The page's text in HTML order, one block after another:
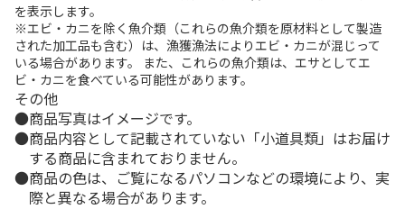
を表示します。
※エビ・カニを除く魚介類（これらの魚介類を原材料として製造
された加工品も含む）は、漁獲漁法によりエビ・カニが混じって
いる場合があります。 また、これらの魚介類は、エサとしてエ
ビ・カニを食べている可能性があります。
その他
商品写真はイメージです。
商品内容として記載されていない「小道具類」はお届け
する商品に含まれておりません。
商品の色は、ご覧になるパソコンなどの環境により、実
際と異なる場合があります。